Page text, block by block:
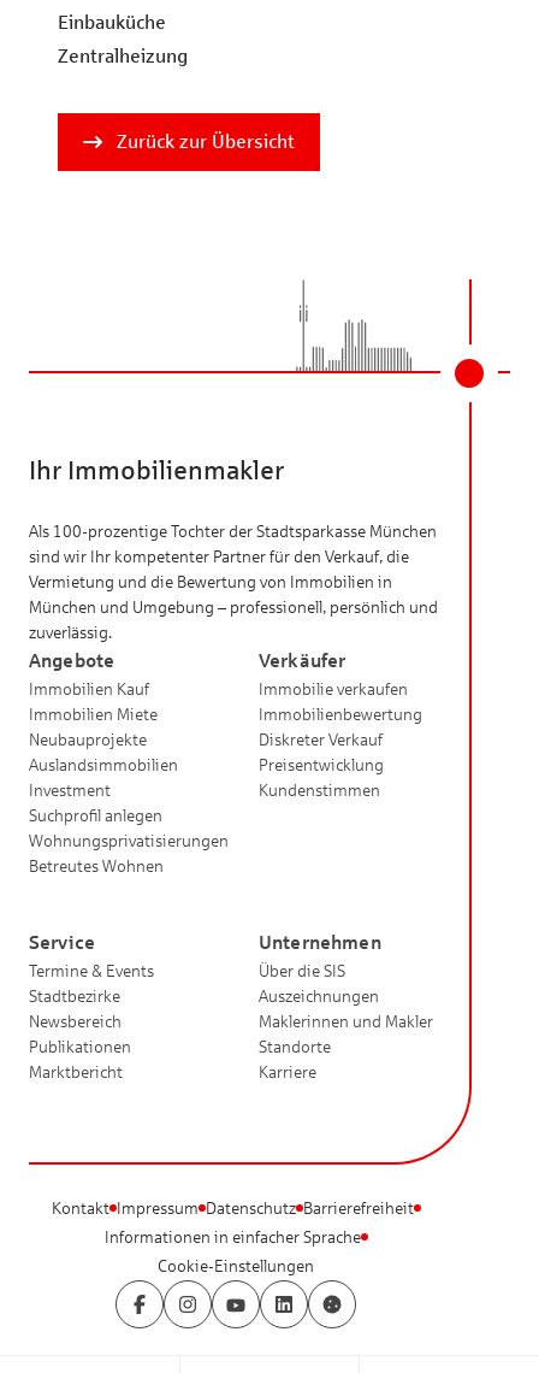
Ein­bau­küche
Zen­tral­hei­zu­ng
Zurück zur Übersicht
Ihr Immobilienmakler
Als 100-prozentige Tochter der Stadtsparkasse München
sind wir Ihr kompetenter Partner für den Verkauf, die
Vermietung und die Bewertung von Immobilien in
München und Umgebung – professionell, persönlich und
zuverlässig.
Angebote
Immobilien Kauf
Immobilien Miete
Neubauprojekte
Auslandsimmobilien
Investment
Suchprofil anlegen
Wohnungsprivatisierungen
Betreutes Wohnen
Verkäufer
Immobilie verkaufen
Immobilienbewertung
Diskreter Verkauf
Preisentwicklung
Kundenstimmen
Service
Termine & Events
Stadtbezirke
Newsbereich
Publikationen
Marktbericht
Unternehmen
Über die SIS
Auszeichnungen
Maklerinnen und Makler
Standorte
Karriere
Kontakt Impressum Datenschutz Barrierefreiheit
Informationen in einfacher Sprache
Cookie-Einstellungen
FacebookInstagramYouTubeLinkedInCookie-Einstellungen